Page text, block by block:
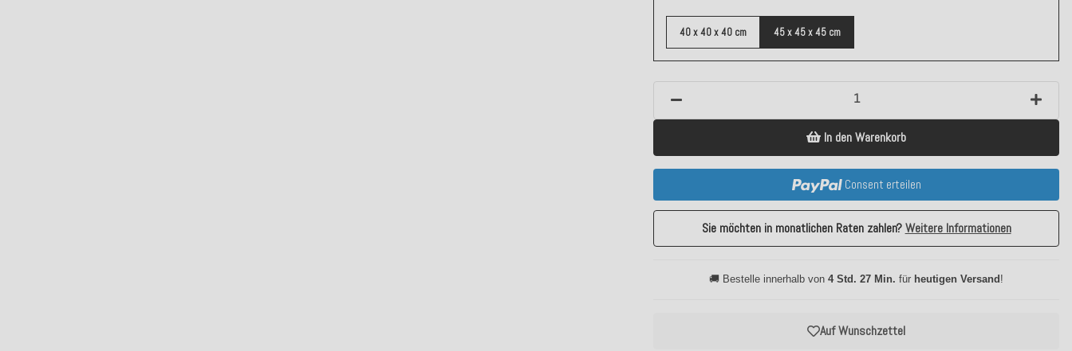
Auf Wunschzettel
40 x 40 x 40 cm 45 x 45 x 45 cm
In den Warenkorb
Consent erteilen
Sie möchten in monatlichen Raten zahlen?Weitere Informationen
🚚 Bestelle innerhalb von4 Std. 27 Min. für heutigen Versand !